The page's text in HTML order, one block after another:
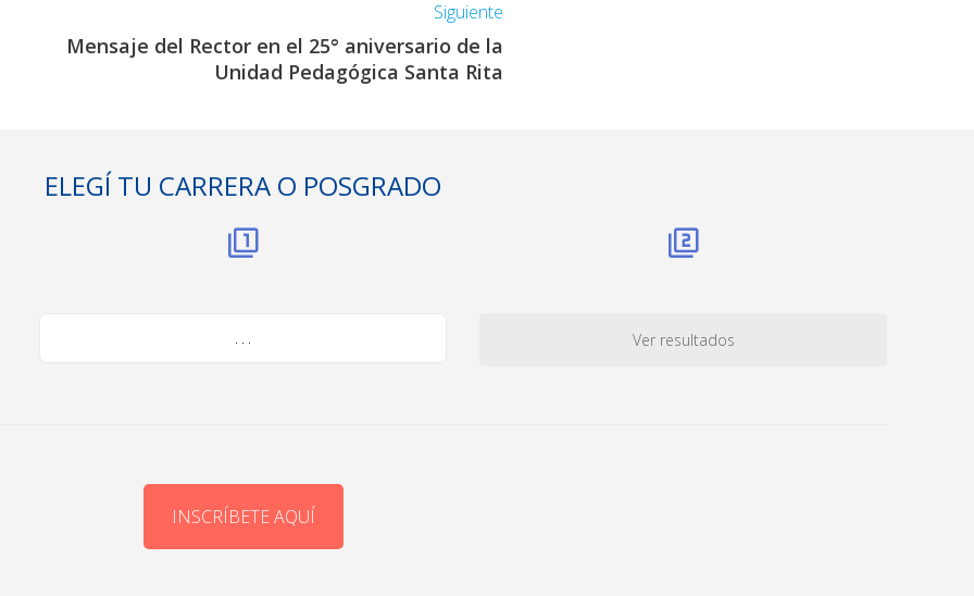
Siguiente
Mensaje del Rector en el 25° aniversario de la
Unidad Pedagógica Santa Rita
ELEGÍ TU CARRERA O POSGRADO
. . . Ver resultados
INSCRÍBETE AQUÍ